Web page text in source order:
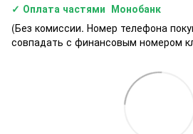
✓ Оплата частями Монобанк
(Без комиссии. Номер телефона
совпадать с финансовым номером